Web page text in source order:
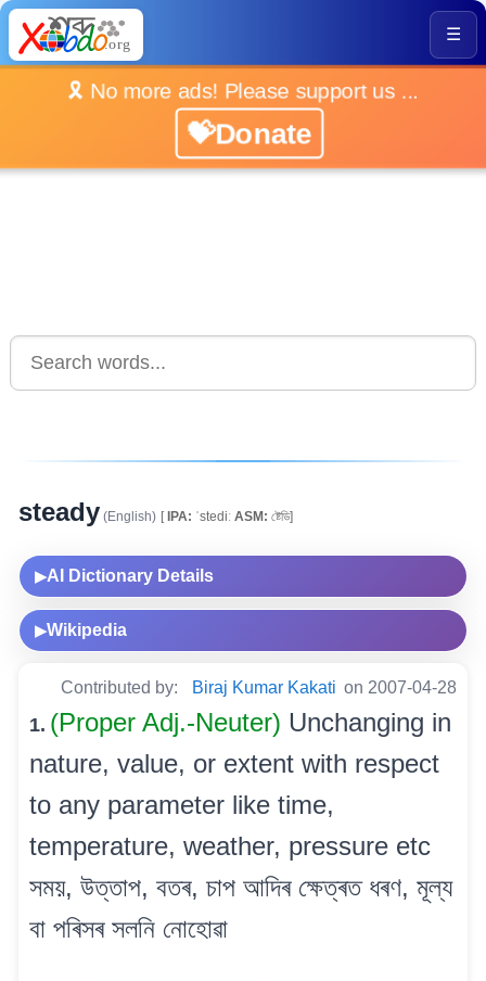
☰
🎗️ No more ads! Please support us ...
💝Donate
steady (English) [IPA: ˈstediː ASM: ষ্টেডি]
▶AI Dictionary Details
▶Wikipedia
Contributed by: Biraj Kumar Kakati on 2007-04-28
1. (Proper Adj.-Neuter) Unchanging in
nature, value, or extent with respect
to any parameter like time,
temperature, weather, pressure etc
সময়, উত্তাপ, বতৰ, চাপ আদিৰ ক্ষেত্ৰত ধৰণ, মূল্য
বা পৰিসৰ সলনি নোহোৱা